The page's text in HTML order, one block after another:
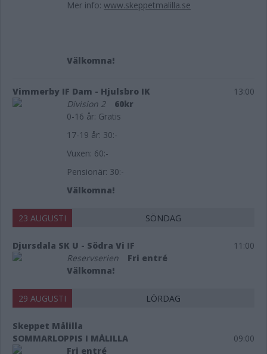
Mer info:www.skeppetmalilla.se
Välkomna!
Vimmerby IF Dam - Hjulsbro IK
13:00
Division 2
60kr
0-16 år: Gratis
17-19 år: 30:-
Vuxen: 60:-
Pensionär: 30:-
Välkomna!
23 AUGUSTI SÖNDAG
Djursdala SK U - Södra Vi IF
11:00
Reservserien
Fri entré
Välkomna!
29 AUGUSTI LÖRDAG
Skeppet Målilla
SOMMARLOPPIS I MÅLILLA
09:00
Fri entré